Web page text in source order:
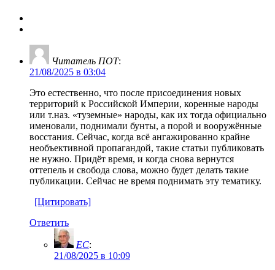
Читатель ПОТ:
21/08/2025 в 03:04
Это естественно, что после присоединения новых
территорий к Российской Империи, коренные народы
или т.наз. «туземные» народы, как их тогда официально
именовали, поднимали бунты, а порой и вооружённые
восстания. Сейчас, когда всё ангажированно крайне
необъективной пропагандой, такие статьи публиковать
не нужно. Придёт время, и когда снова вернутся
оттепель и свобода слова, можно будет делать такие
публикации. Сейчас не время поднимать эту тематику.
[Цитировать]
Ответить
EC:
21/08/2025 в 10:09